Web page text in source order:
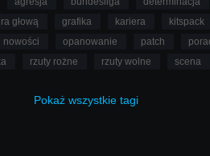
głową grafika kariera
kitspack
nowości opanowanie patch
rzuty rożne rzuty wolne
scena
Pokaż wszystkie tagi